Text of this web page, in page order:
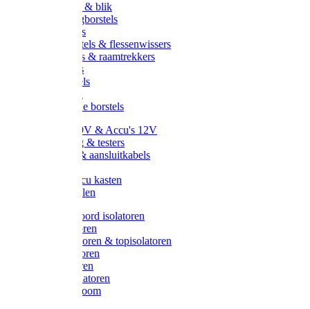
Handveger & blik
Voetenveegborstels
Handvegers
Afwasborstels & flessenwissers
Wasborstels & raamtrekkers
Tonborstels
Werkborstels
Hygienische borstels
Batterijen 9V & Accu's 12V
Beveiliging & testers
Kabelsets & aansluitkabels
Metalen accu kasten
Zonnepanelen
Draad & koord isolatoren
Ringisolatoren
Extra isolatoren & topisolatoren
Hoekisolatoren
Lintisolatoren
Afstandisolatoren
Isolatorenboom